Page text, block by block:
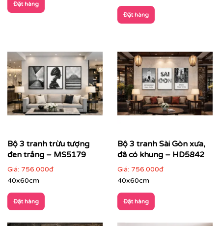
Với công nghệ in hiện đại, chúng tôi đảm bảo tái tạo lại
Đặt hàng
Đặt hàng
Bộ 3 tranh trừu tượng
đen trắng – MS5179
Giá: 756.000đ
40x60cm
Đặt hàng
Bộ 3 tranh Sài Gòn xưa,
đã có khung – HD5842
Giá: 756.000đ
40x60cm
Đặt hàng